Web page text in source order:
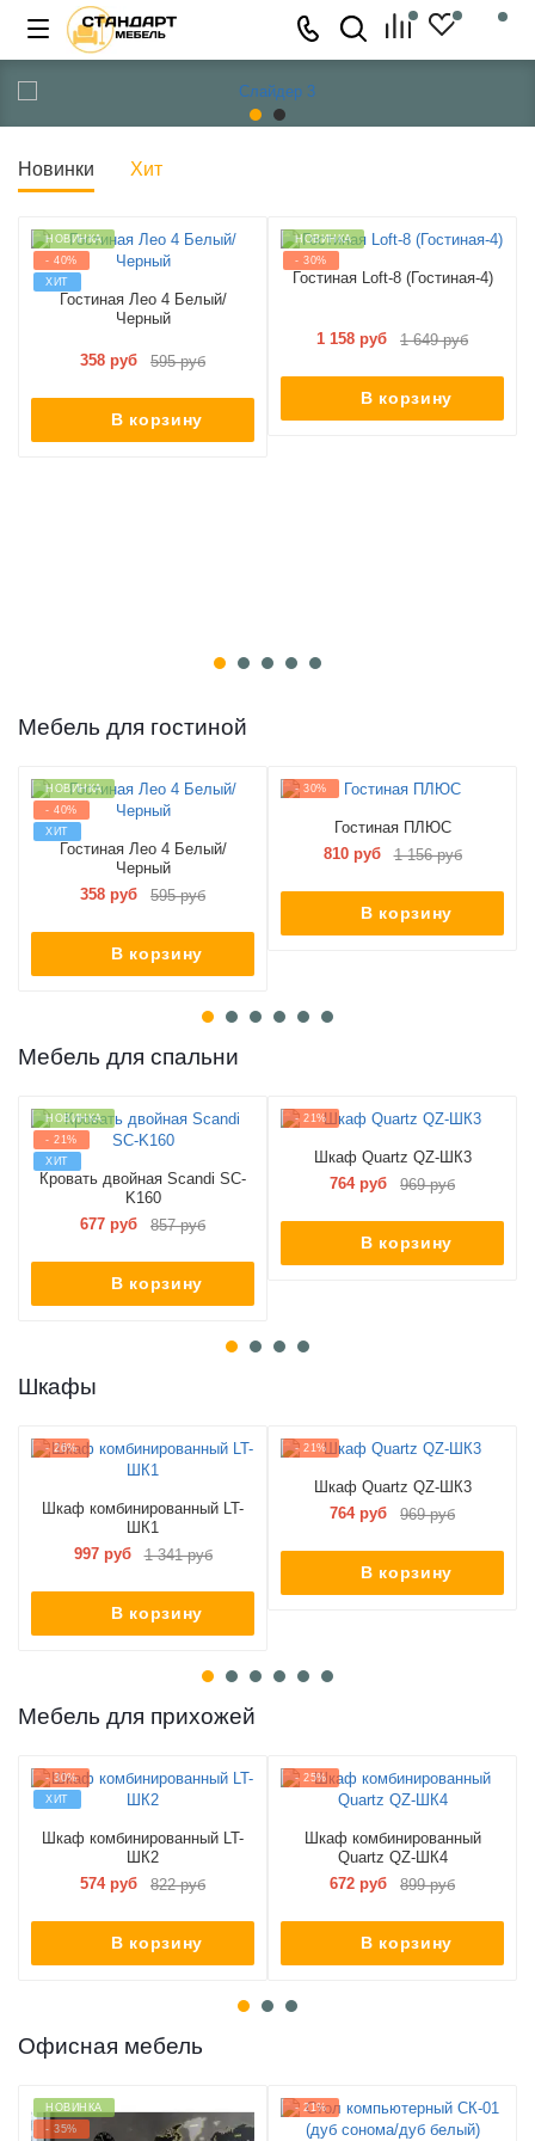
Новинки Хит
НОВИНКА
- 40%
ХИТ
Гостиная Лео 4 Белый/
Черный
358 руб 595 руб
В корзину
НОВИНКА
- 30%
Гостиная Loft-8 (Гостиная-4)
1 158 руб 1 649 руб
В корзину
Мебель для гостиной
НОВИНКА
- 40%
ХИТ
Гостиная Лео 4 Белый/
Черный
358 руб
595 руб
В корзину
- 30%
Гостиная ПЛЮС
810 руб
1 156 руб
В корзину
Мебель для спальни
НОВИНКА
- 21%
ХИТ
Кровать двойная Scandi SC-
K160
677 руб
857 руб
В корзину
- 21%
Шкаф Quartz QZ-ШК3
764 руб
969 руб
В корзину
Шкафы
- 26%
Шкаф комбинированный LT-
ШК1
997 руб
1 341 руб
В корзину
- 21%
Шкаф Quartz QZ-ШК3
764 руб
969 руб
В корзину
Мебель для прихожей
- 30%
ХИТ
Шкаф комбинированный LT-
ШК2
574 руб
822 руб
В корзину
- 25%
Шкаф комбинированный
Quartz QZ-ШК4
672 руб
899 руб
В корзину
Офисная мебель
НОВИНКА
- 35%
- 21%